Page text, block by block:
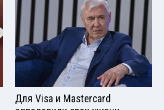
Для Visа и Mastercard